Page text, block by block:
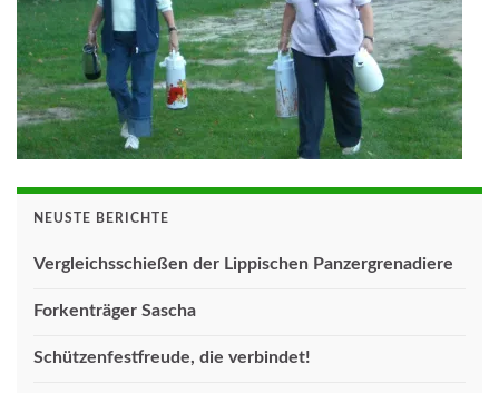
NEUSTE BERICHTE
Vergleichsschießen der Lippischen Panzergrenadiere
Forkenträger Sascha
Schützenfestfreude, die verbindet!